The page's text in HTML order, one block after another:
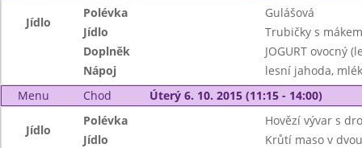
Jídlo
Polévka
Gulášová
Jídlo
Trubičky s mákem
Doplněk
JOGURT ovocný
Nápoj
lesní jahoda,
Menu
Chod Úterý 6. 10. 2015 (11:15 - 14:00)
Jídlo
Polévka
Hovězí vývar s
Jídlo
Krůtí maso v